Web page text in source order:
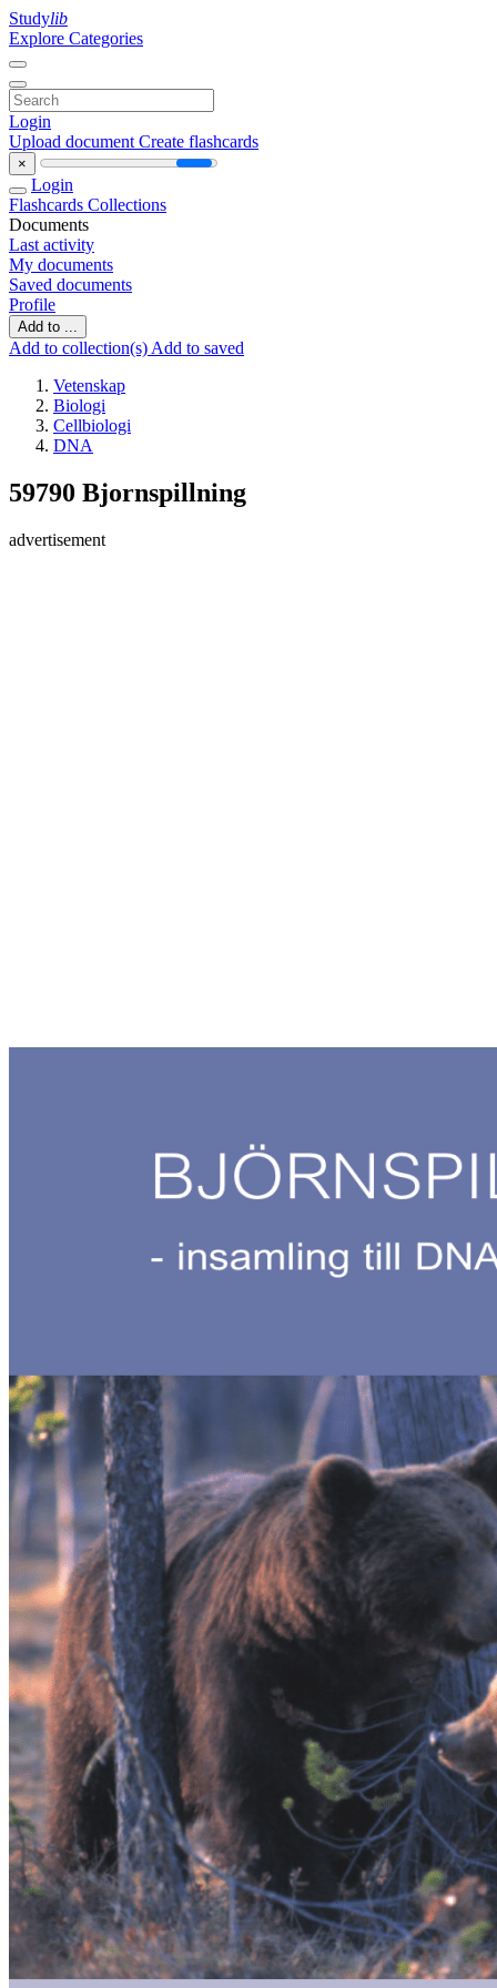
Studylib
Explore Categories
Login
Upload document Create flashcards
×
Login
Flashcards Collections
Documents
Last activity
My documents
Saved documents
Profile
Add to ...
Add to collection(s) Add to saved
Vetenskap
Biologi
Cellbiologi
DNA
59790 Bjornspillning
advertisement